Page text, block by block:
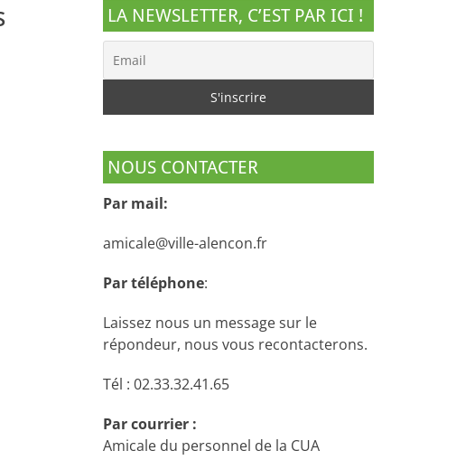
LA NEWSLETTER, C’EST PAR ICI !
NOUS CONTACTER
Par mail:
amicale@ville-alencon.fr
Par téléphone:
Laissez nous un message sur le
répondeur, nous vous recontacterons.
Tél : 02.33.32.41.65
Par courrier :
Amicale du personnel de la CUA